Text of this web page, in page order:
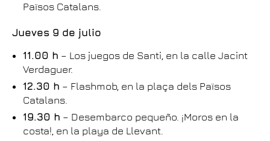
Països Catalans.
Jueves 9 de julio
11.00 h – Los juegos de Santi, en la calle Jacint
Verdaguer.
12.30 h – Flashmob, en la plaça dels Països
Catalans.
19.30 h – Desembarco pequeño. ¡Moros en la
costa!, en la playa de Llevant.